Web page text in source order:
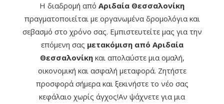
Η διαδρομή από Αριδαία Θεσσαλονίκη
πραγματοποιείται με οργανωμένα δρομολόγια και
σεβασμό στο χρόνο σας. Εμπιστευτείτε μας για την
επόμενη σας μετακόμιση από Αριδαία
Θεσσαλονίκηκαι απολαύστε μια ομαλή,
οικονομική και ασφαλή μεταφορά. Ζητήστε
προσφορά σήμερα και ξεκινήστε το νέο σας
κεφάλαιο χωρίς άγχος!Αν ψάχνετε για μια